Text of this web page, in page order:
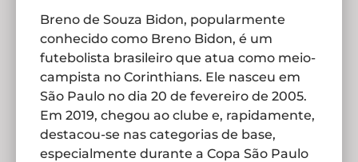
Breno de Souza Bidon, popularmente
conhecido como Breno Bidon, é um
futebolista brasileiro que atua como meio-
campista no Corinthians. Ele nasceu em
São Paulo no dia 20 de fevereiro de 2005.
Em 2019, chegou ao clube e, rapidamente,
destacou-se nas categorias de base,
especialmente durante a Copa São Paulo